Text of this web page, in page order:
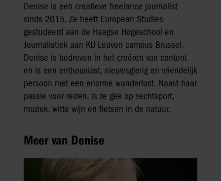
Denise is een creatieve freelance journalist
sinds 2015. Ze heeft European Studies
gestudeerd aan de Haagse Hogeschool en
Journalistiek aan KU Leuven campus Brussel.
Denise is bedreven in het creëren van content
en is een enthousiast, nieuwsgierig en vriendelijk
persoon met een enorme wanderlust. Naast haar
passie voor reizen, is ze gek op vechtsport,
muziek, witte wijn en fietsen in de natuur.
Meer van Denise